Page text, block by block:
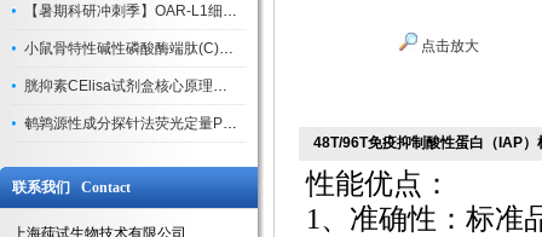
【暑期科研冲刺季】OAR-L1细胞专用培养基特惠，助力实验高效突破
小鼠骨特性碱性磷酸酶端肽(C)elisa试剂盒大促，骨科研人速囤
胱抑素CElisa试剂盒核心原理、产品特性与全流程操作规范详解
鹌鹑源性成分探针法荧光定量PCR试剂盒特惠来袭
联系我们 Contact
上海莼试生物技术有限公司
点击放大
48T/96T免疫抑制酸性蛋白（IAP）
性能优点：
1、准确性：标准